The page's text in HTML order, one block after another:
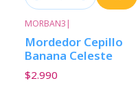
Cantidad
MORBAN3 |
Mordedor Cepillo
Banana Celeste
$2.990